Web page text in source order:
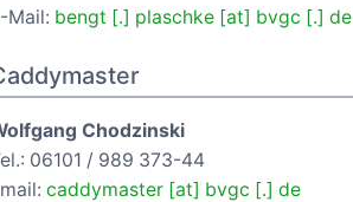
Mail: bengt [.] plaschke [at] bvgc [.] de
Chodzinski
06101 / 989 373-44
caddymaster [at] bvgc [.] de